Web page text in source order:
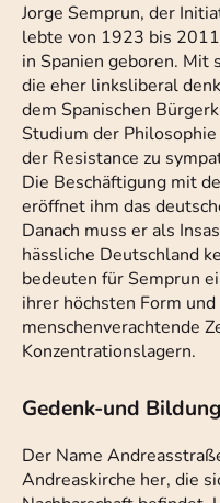
Jorge Semprun, der
lebte von 1923 bis
in Spanien geboren. Mit
die eher linksliberal
dem Spanischen
Studium der
der Resistance zu
Die Beschäftigung mit
eröffnet ihm das
Danach muss er als
hässliche Deutschland
bedeuten für Semprun
ihrer höchsten Form
menschenverachtende
Konzentrationslagern.
Gedenk-und
Der Name
Andreaskirche her, die